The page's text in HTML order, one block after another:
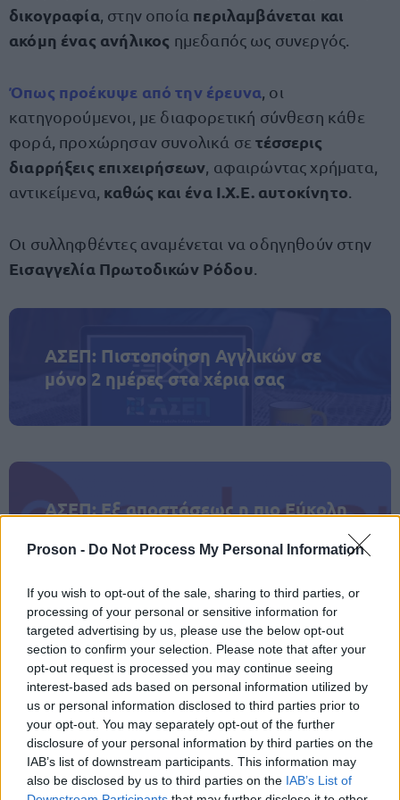
Proson - Do Not Process My Personal Information
If you wish to opt-out of the sale, sharing to third parties, or
processing of your personal or sensitive information for
targeted advertising by us, please use the below opt-out
section to confirm your selection. Please note that after your
opt-out request is processed you may continue seeing
interest-based ads based on personal information utilized by
us or personal information disclosed to third parties prior to
your opt-out. You may separately opt-out of the further
disclosure of your personal information by third parties on the
IAB’s list of downstream participants. This information may
also be disclosed by us to third parties on the IAB’s List of
δικογραφία , στην οποία περιλαμβάνεται και
ακόμη ένας ανήλικος ημεδαπός ως συνεργός.
Όπως προέκυψε από την έρευνα , οι
κατηγορούμενοι, με διαφορετική σύνθεση κάθε
φορά, προχώρησαν συνολικά σετέσσερις
διαρρήξεις επιχειρήσεων , αφαιρώντας χρήματα,
αντικείμενα, καθώς και ένα Ι.Χ.Ε. αυτοκίνητο
Οι συλληφθέντες αναμένεται να οδηγηθούν στην
Εισαγγελία Πρωτοδικών Ρόδου
ΑΣΕΠ: Πιστοποίηση Αγγλικών σε
μόνο 2 ημέρες στα χέρια σας
ΑΣΕΠ: Εξ αποστάσεως η πιο Εύκολη
μέρες
Μάθε πρώτος όλες τις σημαντικές
ειδήσεις.
Βάλε το proson.gr στα αποτελέσματα
αναζήτησης της Google